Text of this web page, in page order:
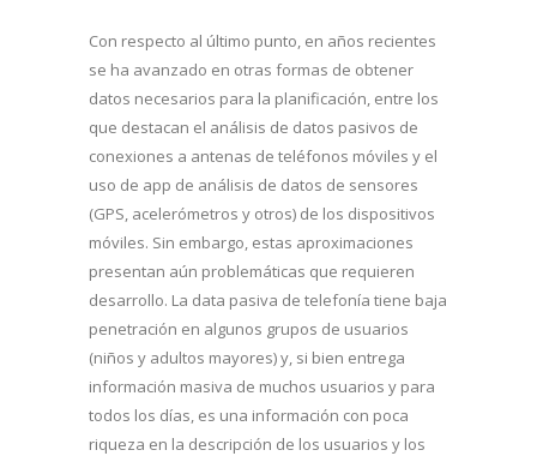
Con respecto al último punto, en años recientes
se ha avanzado en otras formas de obtener
datos necesarios para la planificación, entre los
que destacan el análisis de datos pasivos de
conexiones a antenas de teléfonos móviles y el
uso de app de análisis de datos de sensores
(GPS, acelerómetros y otros) de los dispositivos
móviles. Sin embargo, estas aproximaciones
presentan aún problemáticas que requieren
desarrollo. La data pasiva de telefonía tiene baja
penetración en algunos grupos de usuarios
(niños y adultos mayores) y, si bien entrega
información masiva de muchos usuarios y para
todos los días, es una información con poca
riqueza en la descripción de los usuarios y los